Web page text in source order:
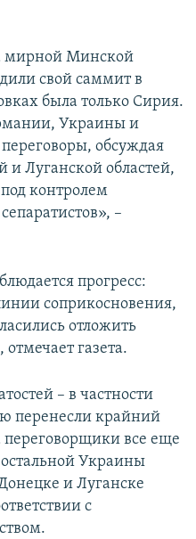
мирной Минской
свой саммит в
была только Сирия.
Украины и
обсуждая
и Луганской областей,
контролем
–
прогресс:
соприкосновения,
отложить
газета.
– в частности
перенесли крайний
переговорщики все еще
Украины
и Луганске
с